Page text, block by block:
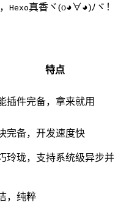
Hexo真香ヾ(o◕∀◕)ﾉヾ！
特点
插件完备，拿来就用
完备，开发速度快
玲珑，支持系统级异步并
，纯粹